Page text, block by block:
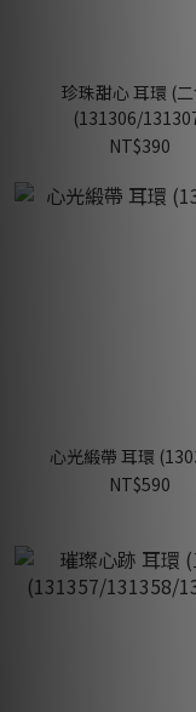
珍珠甜心 耳環 (
(131306/
NT$390
心光緞帶 耳環
NT$590